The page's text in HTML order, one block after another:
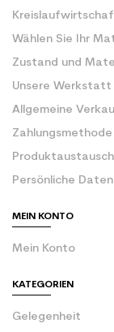
Wählen Sie Ihr
Zustand und
Unsere Werkstatt
Allgemeine
Zahlungsmethode
Persönliche Daten
MEIN KONTO
Mein Konto
KATEGORIEN
Gelegenheit